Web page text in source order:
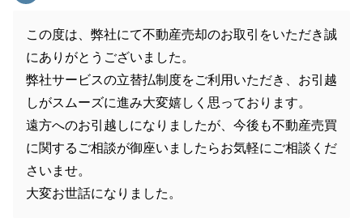
この度は、弊社にて不動産売却のお取引をいただき誠
にありがとうございました。
弊社サービスの立替払制度をご利用いただき、お引越
しがスムーズに進み大変嬉しく思っております。
遠方へのお引越しになりましたが、今後も不動産売買
に関するご相談が御座いましたらお気軽にご相談くだ
さいませ。
大変お世話になりました。